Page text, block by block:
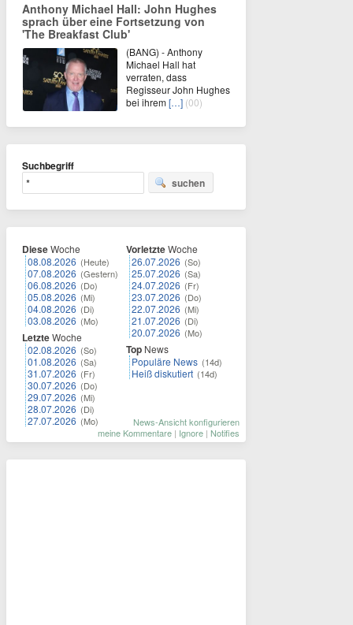
Anthony Michael Hall: John Hughes
sprach über eine Fortsetzung von
'The Breakfast Club'
(BANG) - Anthony
Michael Hall hat
verraten, dass
Regisseur John Hughes
bei ihrem[…] (00)
Suchbegriff
suchen
DieseWoche
08.08.2026 (Heute)
07.08.2026 (Gestern)
06.08.2026 (Do)
05.08.2026 (Mi)
04.08.2026 (Di)
03.08.2026 (Mo)
LetzteWoche
02.08.2026 (So)
01.08.2026 (Sa)
31.07.2026 (Fr)
30.07.2026 (Do)
29.07.2026 (Mi)
28.07.2026 (Di)
27.07.2026 (Mo)
VorletzteWoche
26.07.2026 (So)
25.07.2026 (Sa)
24.07.2026 (Fr)
23.07.2026 (Do)
22.07.2026 (Mi)
21.07.2026 (Di)
20.07.2026 (Mo)
Top News
Populäre News (14d)
Heiß diskutiert (14d)
News-Ansicht konfigurieren
meine Kommentare | Ignore | Notifies